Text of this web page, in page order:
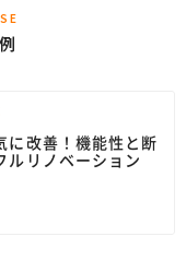
に改善！機能性と断
ルリノベーション